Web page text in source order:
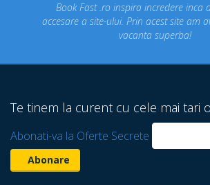
inca de la prima
site am avut parte de o
un
despre
Te tinem la curent cu cele mai tari
Abonati-va la Oferte Secrete